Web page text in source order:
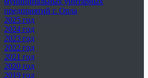
предприятий г. Орла
2025 год
2024 год
2023 год
2022 год
2021 год
2020 год
2019 год